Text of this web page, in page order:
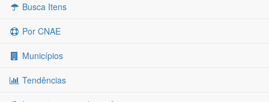
Busca Itens
Por CNAE
Municípios
Tendências